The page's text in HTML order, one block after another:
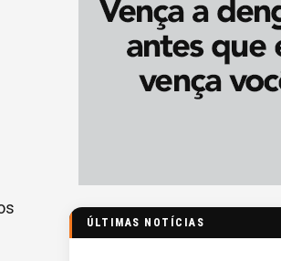
ÚLTIMAS NOTÍCIAS